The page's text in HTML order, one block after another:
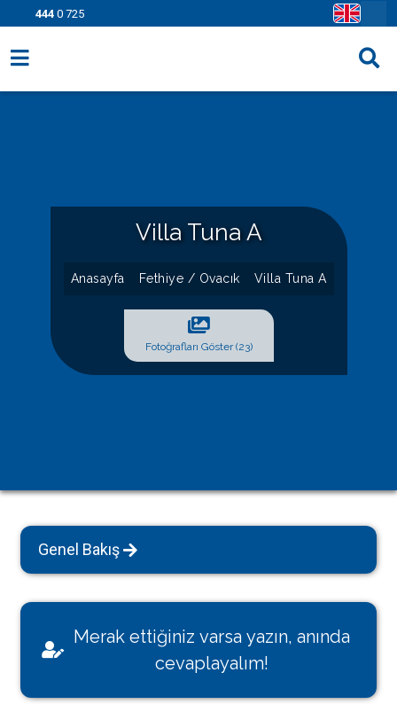
444 0 725
Villa Tuna A
Anasayfa Fethiye / Ovacık Villa Tuna A
Fotoğrafları Göster (23)
Genel Bakış
Merak ettiğiniz varsa yazın, anında
cevaplayalım!